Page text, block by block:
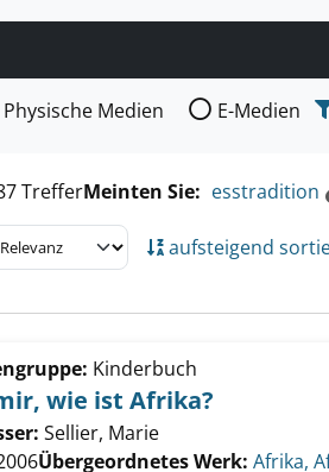
Medienart nach der Sie suchen
Physische Medien E-Medien
TrefferMeinten Sie: esstradition
aufsteigend
Kinderbuch
wie ist Afrika?
Sellier, Marie
Übergeordnetes Werk: Afrika,